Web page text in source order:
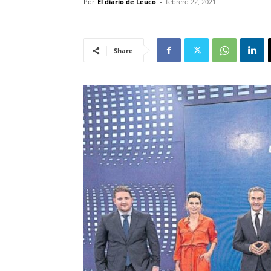
Share